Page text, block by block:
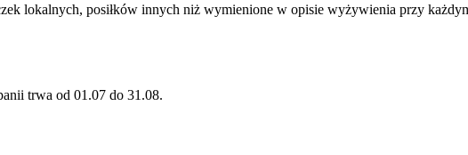
lokalnych, posiłków innych niż wymienione w opisie wyżywienia przy
trwa od 01.07 do 31.08.